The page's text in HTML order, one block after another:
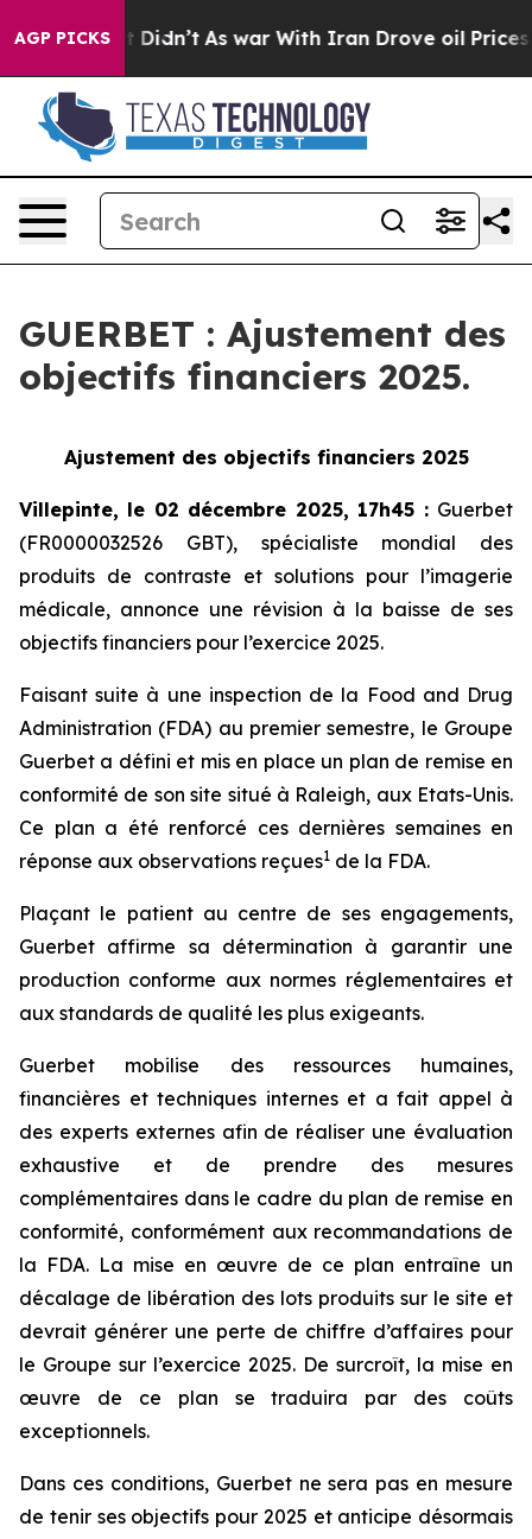
AGP PICKS
Well, it Didn’t As war With Iran Drove oil Prices
GUERBET : Ajustement des
objectifs financiers 2025.
Ajustement des objectifs financiers 2025
Villepinte, le 02 décembre 2025, 17h45 : Guerbet
(FR0000032526 GBT), spécialiste mondial des
produits de contraste et solutions pour l’imagerie
médicale, annonce une révision à la baisse de ses
objectifs financiers pour l’exercice 2025.
Faisant suite à une inspection de la Food and Drug
Administration (FDA) au premier semestre, le Groupe
Guerbet a défini et mis en place un plan de remise en
conformité de son site situé à Raleigh, aux Etats-Unis.
Ce plan a été renforcé ces dernières semaines en
réponse aux observations reçues1 de la FDA.
Plaçant le patient au centre de ses engagements,
Guerbet affirme sa détermination à garantir une
production conforme aux normes réglementaires et
aux standards de qualité les plus exigeants.
Guerbet mobilise des ressources humaines,
financières et techniques internes et a fait appel à
des experts externes afin de réaliser une évaluation
exhaustive et de prendre des mesures
complémentaires dans le cadre du plan de remise en
conformité, conformément aux recommandations de
la FDA. La mise en œuvre de ce plan entraîne un
décalage de libération des lots produits sur le site et
devrait générer une perte de chiffre d’affaires pour
le Groupe sur l’exercice 2025. De surcroît, la mise en
œuvre de ce plan se traduira par des coûts
exceptionnels.
Dans ces conditions, Guerbet ne sera pas en mesure
de tenir ses objectifs pour 2025 et anticipe désormais